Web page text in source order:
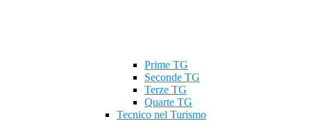
Prime TG
Seconde TG
Terze TG
Quarte TG
Tecnico nel Turismo